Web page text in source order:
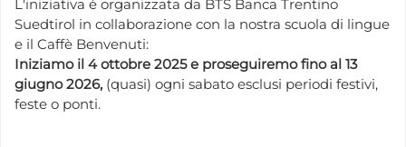
L'iniziativa è organizzata da BTS Banca Trentino
Suedtirol in collaborazione con la nostra scuola di lingue
e il Caffè Benvenuti:
Iniziamo il 4 ottobre 2025 e proseguiremo fino al 13
giugno 2026, (quasi) ogni sabato esclusi periodi festivi,
feste o ponti.